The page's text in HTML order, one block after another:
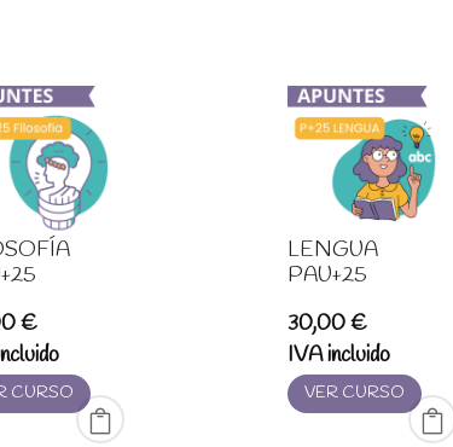
€
CURSO
LENGUA
PAU+25
30,00€
IVA incluido
VER CURSO